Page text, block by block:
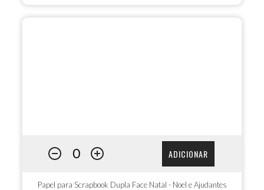
ADICIONAR
Papel para Scrapbook Dupla Face Natal - Noel e Ajudantes